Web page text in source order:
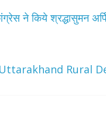
ने किये श्रद्धासुमन
Uttarakhand Rural